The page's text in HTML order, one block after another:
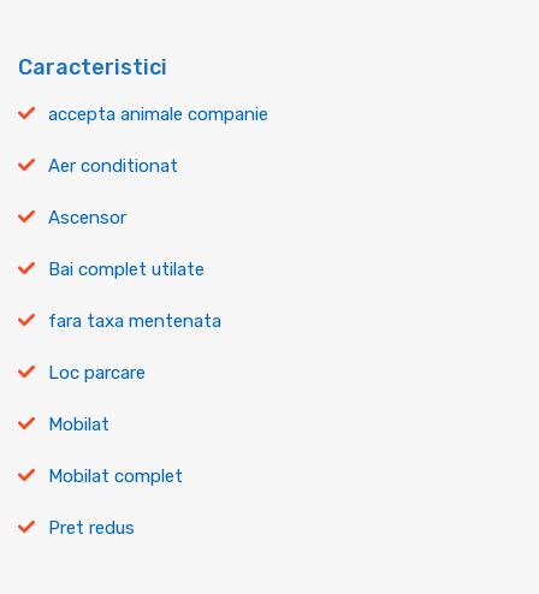
Caracteristici
accepta animale companie
Aer conditionat
Ascensor
Bai complet utilate
fara taxa mentenata
Loc parcare
Mobilat
Mobilat complet
Pret redus